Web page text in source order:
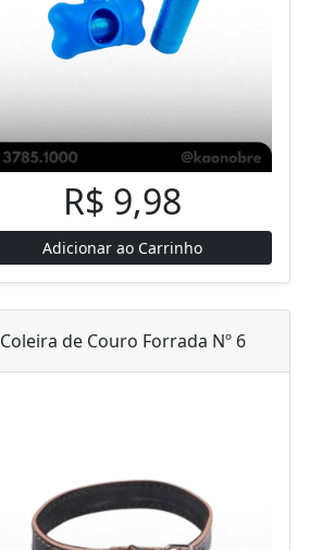
R$ 9,98
Adicionar ao Carrinho
Coleira de Couro Forrada Nº 6